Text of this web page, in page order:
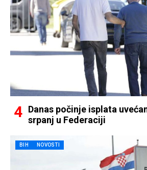
Danas počinje isplata
srpanj u Federaciji
BIH NOVOSTI